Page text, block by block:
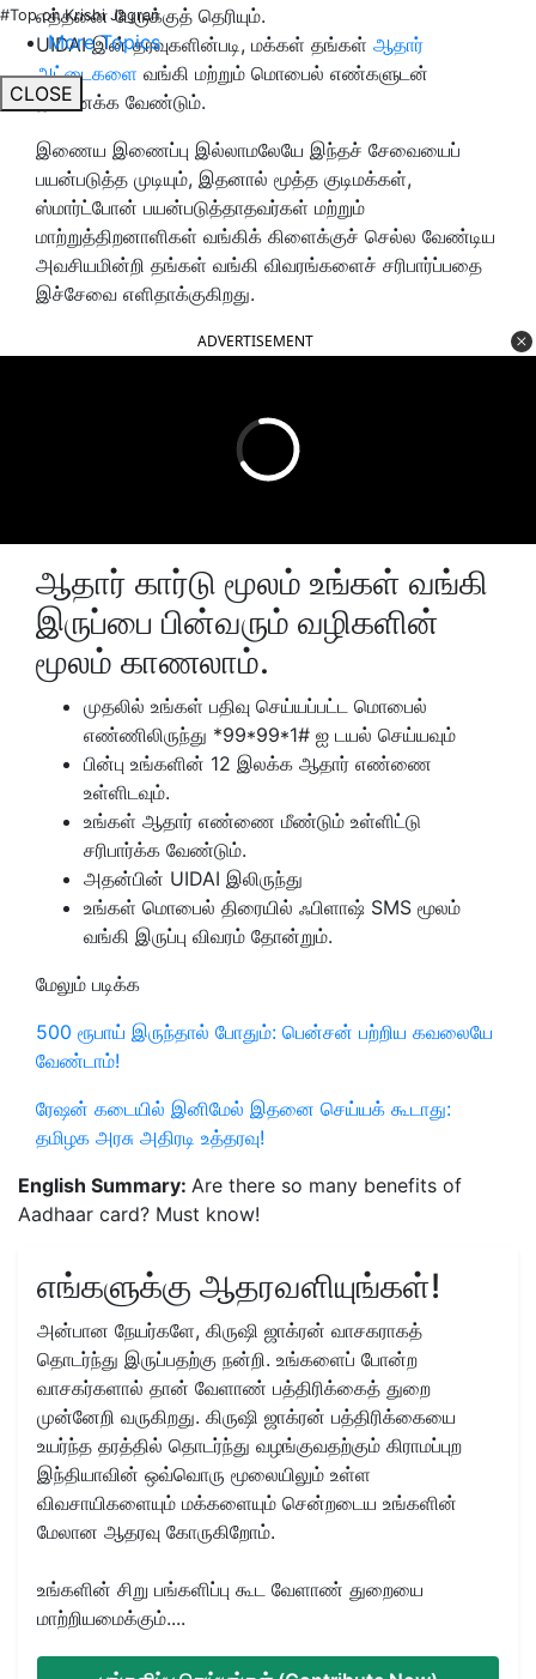
#Top on Krishi Jagran
More Topics
CLOSE
எத்தனை பேருக்குத் தெரியும்.
UIDAI இன் தரவுகளின்படி, மக்கள் தங்கள் ஆதார்
அட்டைகளை வங்கி மற்றும் மொபைல் எண்களுடன்
இணைக்க வேண்டும்.
இணைய இணைப்பு இல்லாமலேயே இந்தச் சேவையைப்
பயன்படுத்த முடியும், இதனால் மூத்த குடிமக்கள்,
ஸ்மார்ட்போன் பயன்படுத்தாதவர்கள் மற்றும்
மாற்றுத்திறனாளிகள் வங்கிக் கிளைக்குச் செல்ல வேண்டிய
அவசியமின்றி தங்கள் வங்கி விவரங்களைச் சரிபார்ப்பதை
இச்சேவை எளிதாக்குகிறது.
ADVERTISEMENT
ஆதார் கார்டு மூலம் உங்கள் வங்கி
இருப்பை பின்வரும் வழிகளின்
மூலம் காணலாம்.
முதலில் உங்கள் பதிவு செய்யப்பட்ட மொபைல்
எண்ணிலிருந்து *99*99*1# ஐ டயல் செய்யவும்
பின்பு உங்களின் 12 இலக்க ஆதார் எண்ணை
உள்ளிடவும்.
உங்கள் ஆதார் எண்ணை மீண்டும் உள்ளிட்டு
சரிபார்க்க வேண்டும்.
அதன்பின் UIDAI இலிருந்து
உங்கள் மொபைல் திரையில் ஃபிளாஷ் SMS மூலம்
வங்கி இருப்பு விவரம் தோன்றும்.
மேலும் படிக்க
500 ரூபாய் இருந்தால் போதும்: பென்சன் பற்றிய கவலையே
வேண்டாம்!
ரேஷன் கடையில் இனிமேல் இதனை செய்யக் கூடாது:
தமிழக அரசு அதிரடி உத்தரவு!
English Summary: Are there so many benefits of
Aadhaar card? Must know!
எங்களுக்கு ஆதரவளியுங்கள்!
அன்பான நேயர்களே, கிருஷி ஜாக்ரன் வாசகராகத்
தொடர்ந்து இருப்பதற்கு நன்றி. உங்களைப் போன்ற
வாசகர்களால் தான் வேளாண் பத்திரிக்கைத் துறை
முன்னேறி வருகிறது. கிருஷி ஜாக்ரன் பத்திரிக்கையை
உயர்ந்த தரத்தில் தொடர்ந்து வழங்குவதற்கும் கிராமப்புற
இந்தியாவின் ஒவ்வொரு மூலையிலும் உள்ள
விவசாயிகளையும் மக்களையும் சென்றடைய உங்களின்
மேலான ஆதரவு கோருகிறோம்.
உங்களின் சிறு பங்களிப்பு கூட வேளாண் துறையை
மாற்றியமைக்கும்....